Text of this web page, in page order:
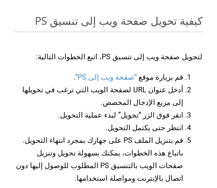
كيفية تحويل صفحة ويب إلى تنسيق PS
لتحويل صفحة ويب إلى تنسيق PS، اتبع الخطوات التالية:
قم بزيارة موقع “صفحة ويب إلى PS”
.
أدخل عنوان URL لصفحة الويب التي ترغب في تحويلها
إلى مربع الإدخال المخصص.
انقر فوق الزر “تحويل” لبدء عملية التحويل.
انتظر حتى يكتمل التحويل.
قم بتنزيل الملف PS على جهازك بمجرد انتهاء التحويل.
باتباع هذه الخطوات، يمكنك بسهولة تحويل وتنزيل
صفحات الويب بالتنسيق PS المطلوب للوصول إليها دون
اتصال بالإنترنت ومواصلة استخدامها.